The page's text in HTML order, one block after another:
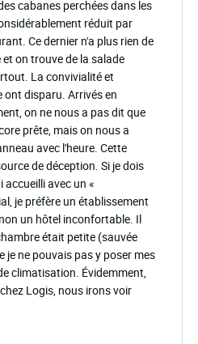
cabanes perchées dans les
réduit par
Ce dernier n'a plus rien de
on trouve de la salade
La convivialité et
ont disparu. Arrivés en
on ne nous a pas dit que
prête, mais on nous a
avec l'heure. Cette
de déception. Si je dois
accueilli avec un «
je préfère un établissement
un hôtel inconfortable. Il
était petite (sauvée
je ne pouvais pas y poser mes
climatisation. Évidemment,
Logis, nous irons voir